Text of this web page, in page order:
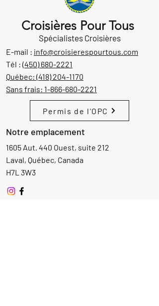
Croisières Pour Tous
Spécialistes Croisières
E-mail : info@croisierespourtous.com
Tél : (450) 680-2221
Québec: (418) 204-1170
Sans frais: 1-866-680-2221
Permis de l'OPC
Notre emplacement
1605 Aut. 440 Ouest, suite 212
Laval, Québec, Canada
H7L 3W3